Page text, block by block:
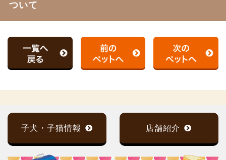
ついて
子犬・子猫情報 店舗紹介